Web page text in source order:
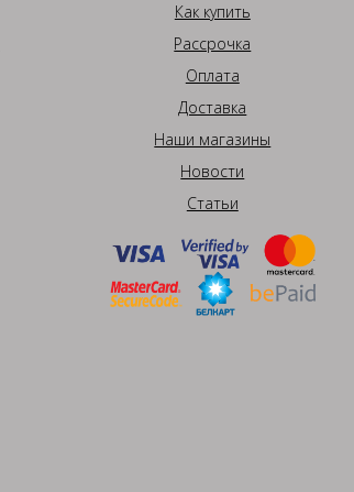
Как купить
Рассрочка
Оплата
Доставка
Наши магазины
Новости
Статьи